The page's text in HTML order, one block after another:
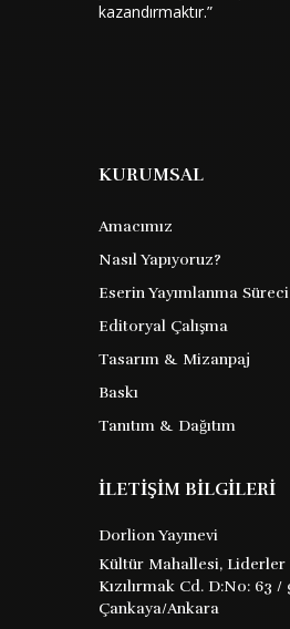
kazandırmaktır.”
KURUMSAL
Amacımız
Nasıl Yapıyoruz?
Eserin Yayımlanma Süreci
Editoryal Çalışma
Tasarım & Mizanpaj
Baskı
Tanıtım & Dağıtım
İLETİŞİM BİLGİLERİ
Dorlion Yayınevi
Kültür Mahallesi, Liderler
Kızılırmak Cd. D:No: 63 /
Çankaya/Ankara